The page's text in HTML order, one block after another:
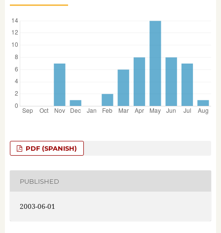
PDF (SPANISH)
PUBLISHED
2003-06-01